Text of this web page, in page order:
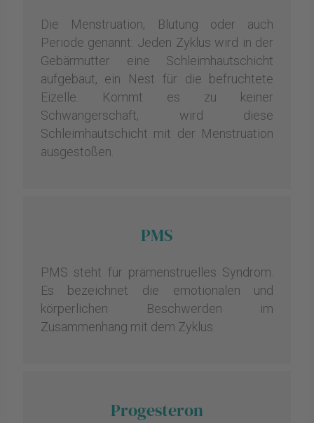
Die Menstruation, Blutung oder auch
Periode genannt: Jeden Zyklus wird in der
Gebärmutter eine Schleimhautschicht
aufgebaut, ein Nest für die befruchtete
Eizelle. Kommt es zu keiner
Schwangerschaft, wird diese
Schleimhautschicht mit der Menstruation
ausgestoßen.
PMS
PMS steht für prämenstruelles Syndrom.
Es bezeichnet die emotionalen und
körperlichen Beschwerden im
Zusammenhang mit dem Zyklus.
Progesteron